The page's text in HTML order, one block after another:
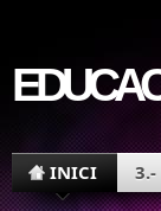
INICI 3.-